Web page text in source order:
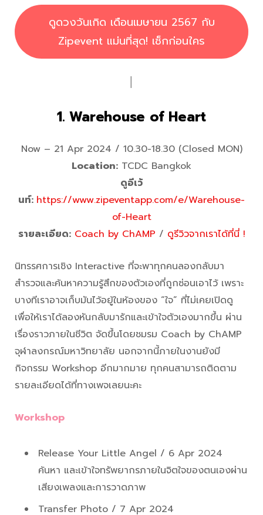
ดูดวงวันเกิด เดือนเมษายน 2567 กับ
Zipevent แม่นที่สุด! เช็กก่อนใคร
1. Warehouse of Heart
Now – 21 Apr 2024 / 10.30-18.30 (Closed MON)
Location: TCDC Bangkok
ดูอีเว้
นท์: https://www.zipeventapp.com/e/Warehouse-
of-Heart
รายละเอียด: Coach by ChAMP / ดูรีวิวจากเราได้ที่นี่ !
นิทรรศการเชิง Interactive ที่จะพาทุกคนลองกลับมา
สำรวจและค้นหาความรู้สึกของตัวเองที่ถูกซ่อนเอาไว้ เพราะ
บางทีเราอาจเก็บมันไว้อยู้ในห้องของ “ใจ” ที่ไม่เคยเปิดดู
เพื่อให้เราได้ลองหันกลับมารักและเข้าใจตัวเองมากขึ้น ผ่าน
เรื่องราวภายในชีวิต จัดขึ้นโดยชมรม Coach by ChAMP
จุฬาลงกรณ์มหาวิทยาลัย นอกจากนี้ภายในงานยังมี
กิจกรรม Workshop อีกมากมาย ทุกคนสามารถติดตาม
รายละเอียดได้ที่ทางเพจเลยนะคะ
Workshop
Release Your Little Angel / 6 Apr 2024
ค้นหา และเข้าใจทรัพยากรภายในจิตใจของตนเองผ่าน
เสียงเพลงและการวาดภาพ
Transfer Photo / 7 Apr 2024